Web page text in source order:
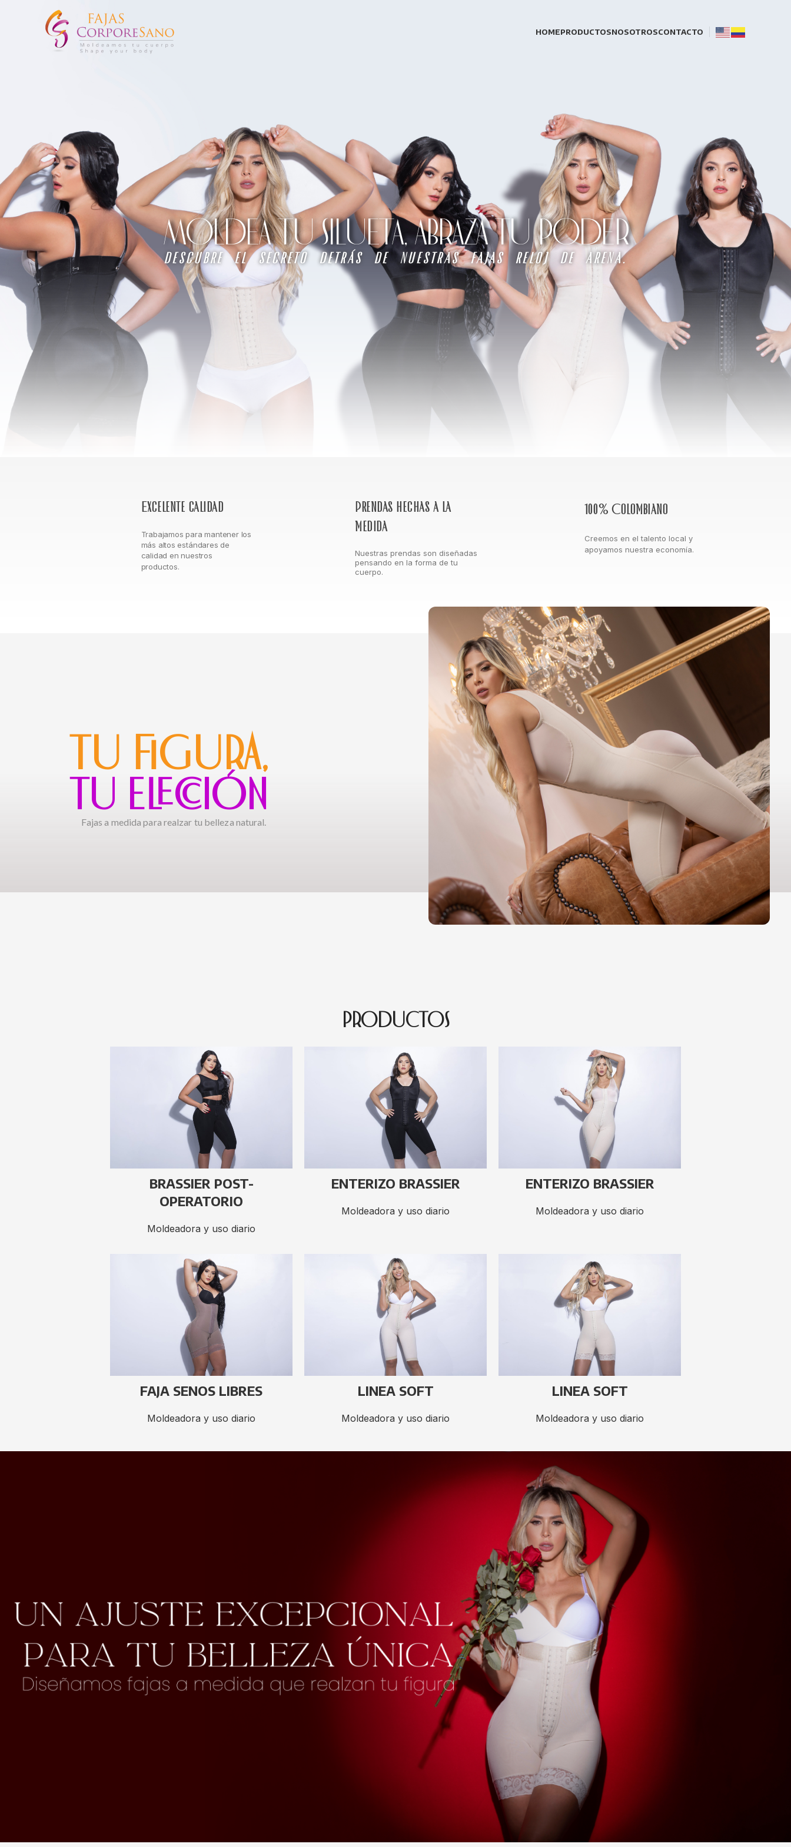
HOMEPRODUCTOSNOSOTROSCONTACTO
MOLDEA TU SILUETA, ABRAZA TU PODER
descubre el secreto detrás de nuestras fajas reloj de arena.
Excelente calidad
Trabajamos para mantener los
más altos estándares de
calidad en nuestros
productos.
Prendas hechas a la
medida
Nuestras prendas son diseñadas
pensando en la forma de tu
cuerpo.
100% Colombiano
Creemos en el talento local y
apoyamos nuestra economía.
TU FIGURA,
TU ELECCIÓN
Fajas a medida para realzar tu belleza natural.
PRODUCTOS
BRASSIER POST-
OPERATORIO
Moldeadora y uso diario
ENTERIZO BRASSIER
Moldeadora y uso diario
ENTERIZO BRASSIER
Moldeadora y uso diario
FAJA SENOS LIBRES
Moldeadora y uso diario
LINEA SOFT
Moldeadora y uso diario
LINEA SOFT
Moldeadora y uso diario